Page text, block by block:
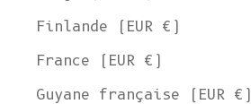
Finlande (EUR €)
France (EUR €)
Guyane française (EUR €)